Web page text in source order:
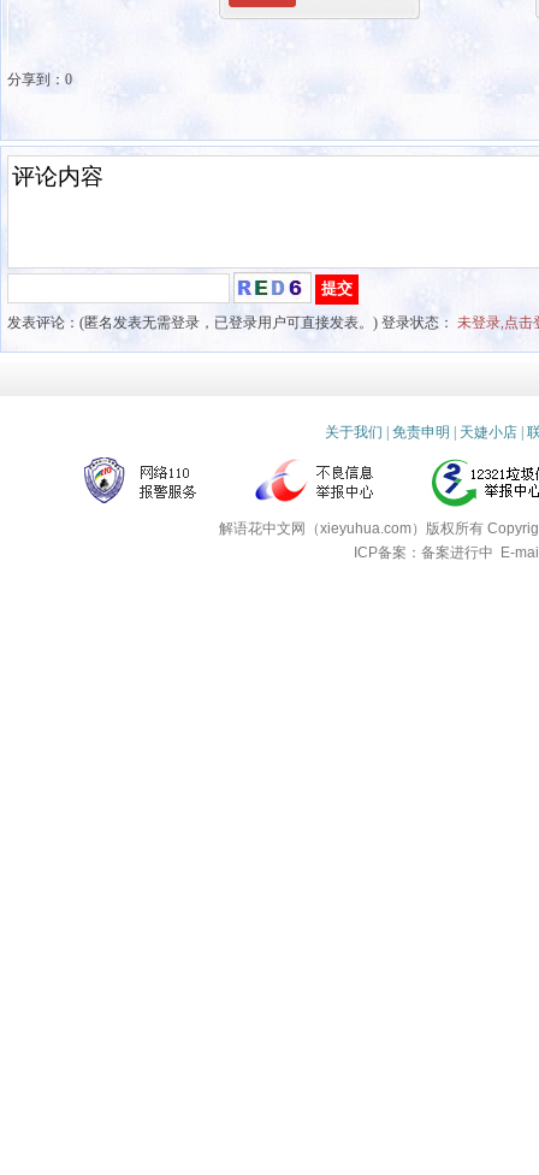
分享到： 0
发表评论：(匿名发表无需登录，已登录用户可直接发表。) 登录状态： 未登录,点击
关于我们 免责申明 天婕小店
解语花中文网（xieyuhua.com）版权所有
ICP备案：备案进行中
E-